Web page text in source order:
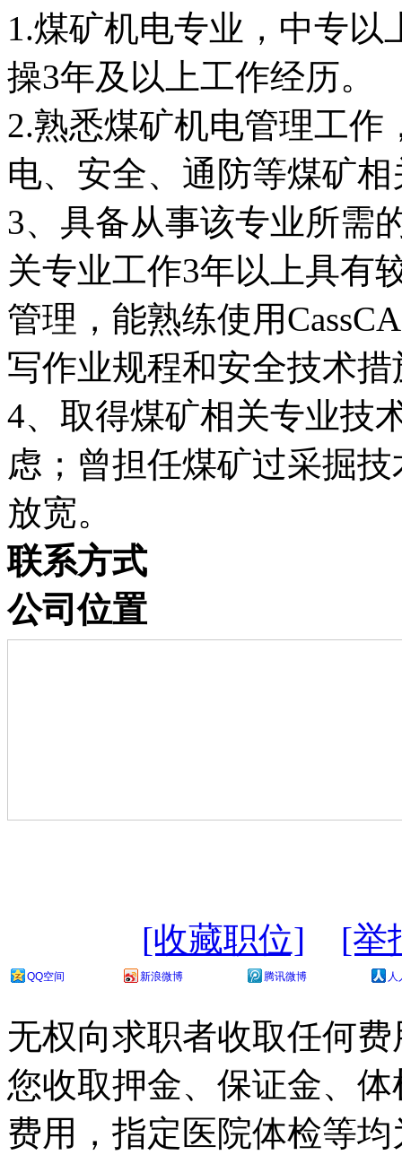
1.煤矿机电专业，中专
操3年及以上工作经历。
2.熟悉煤矿机电管理工
电、安全、通防等煤矿
3、具备从事该专业所需
关专业工作3年以上具有
管理，能熟练使用
写作业规程和安全技术措
4、取得煤矿相关专业技
虑；曾担任煤矿过采掘
放宽。
联系方式
公司位置
[收藏职位] [举
QQ空间 新浪微博 腾讯微博 人
无权向求职者收取任何
您收取押金、保证金、
费用，指定医院体检等